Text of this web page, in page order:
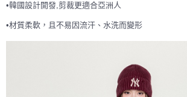
7-11取貨付款<未取貨列黑名單/不支援離島取退>
每筆NT$60，滿NT$499(含以上)免運費
每筆NT$60，滿NT$499(含以上)免運費
•韓國設計開發,剪裁更適合亞洲人
•材質柔軟，且不易因流汗、水洗而變形